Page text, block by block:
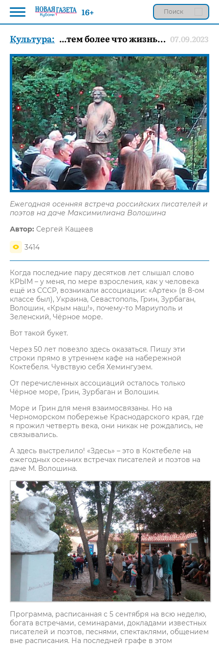
Культура: ...тем более что жизнь… 07.09.2023
Ежегодная осенняя встреча российских писателей и
поэтов на даче Максимилиана Волошина
Автор: Сергей Кащеев
3414
Когда последние пару десятков лет слышал слово
КРЫМ – у меня, по мере взросления, как у человека
ещё из СССР, возникали ассоциации: «Артек» (в 8-ом
классе был), Украина, Севастополь, Грин, Зурбаган,
Волошин, «Крым наш!», почему-то Мариуполь и
Зеленский, Чёрное море.
Вот такой букет.
Через 50 лет повезло здесь оказаться. Пишу эти
строки прямо в утреннем кафе на набережной
Коктебеля. Чувствую себя Хемингуэем.
От перечисленных ассоциаций осталось только
Чёрное море, Грин, Зурбаган и Волошин.
Море и Грин для меня взаимосвязаны. Но на
Черноморском побережье Краснодарского края, где
я прожил четверть века, они никак не рождались, не
связывались.
А здесь выстрелило! «Здесь» – это в Коктебеле на
ежегодных осенних встречах писателей и поэтов на
даче М. Волошина.
Программа, расписанная с 5 сентября на всю неделю,
богата встречами, семинарами, докладами известных
писателей и поэтов, песнями, спектаклями, общением
вне расписания. На последней графе в этом
16+